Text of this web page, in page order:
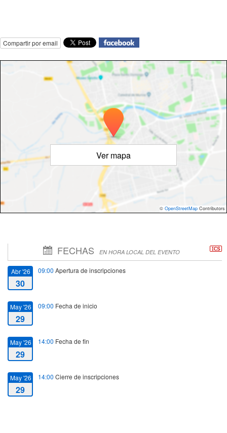
Compartir por email
Ver mapa
© OpenStreetMap Contributors
FECHAS EN HORA LOCAL DEL EVENTO
Abr '26
30
09:00 Apertura de inscripciones
May '26
29
09:00 Fecha de inicio
May '26
29
14:00 Fecha de fin
May '26
29
14:00 Cierre de inscripciones